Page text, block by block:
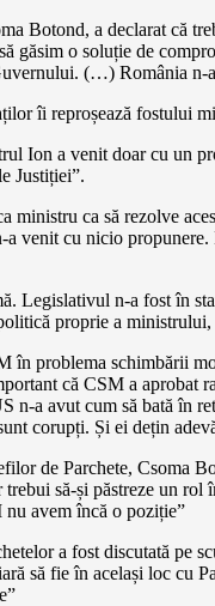
Botond, a declarat că
găsim o soluție de
(…) România n-
îi reproșează fostului
Ion a venit doar cu un
Justiției”.
ministru ca să rezolve
venit cu nicio
Legislativul n-a fost în
proprie a ministrului,
în problema schimbării
că CSM a
a avut cum să bată în
corupți. Și ei dețin
de Parchete, Csoma
să-și păstreze un
avem încă o poziție”
a fost discutată
să fie în același loc cu